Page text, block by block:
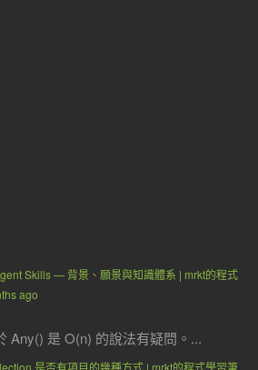
Skills — 背景、願景與知識體系 | mrkt的程式
ago
Any() 是 O(n) 的說法有疑問。...
是否有項目的幾種方式 | mrkt的程式學習筆